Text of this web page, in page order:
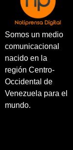
Somos un medio
comunicacional
nacido en la
región Centro-
Occidental de
Venezuela para el
mundo.